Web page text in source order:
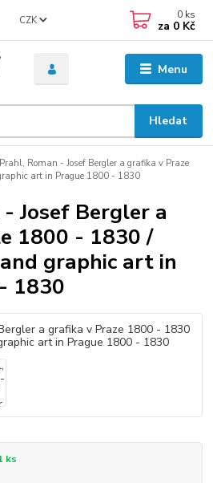
Menu
CZK
Hledat
0 ks
za 0 Kč
Prahl, Roman - Josef Bergler a grafika v Praze
art in Prague 1800 - 1830
Josef Bergler a
1800 - 1830 /
graphic art in
1830
ks